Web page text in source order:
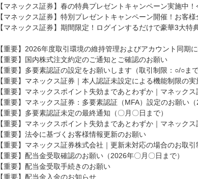
【マネックス証券】春の特典プレゼントキャンペーン実施中
【マネックス証券】特別プレゼントキャンペーン開催！お客
【マネックス証券】期間限定！ログインするだけで豪華3大特
【重要】2026年度取引環境の維持管理およびアカウント同期
【重要】国内株式注文約定のご通知とご確認のお願い
【重要】多要素認証の設定をお願いします（取引制限：○/○まで
【重要】マネックス証券｜本人認証未設定による機能制限の
【重要】マネックスポイント失効まであとわずか｜マネックス
【重要】マネックス証券：多要素認証（MFA）設定のお願い
【重要】多要素認証未定の最終通知（〇月〇日まで）
【重要】マネックスポイント失効まであとわずか｜マネックス
【重要】法令に基づくお客様情報更新のお願い
【重要】マネックス証券株式会社｜更新未対応の場合のお取
【重要】配当金受取確認のお願い（2026年〇月〇日まで）
【重要】配当金受取手続きのお願い
【重要】配当金入金のお知らせ